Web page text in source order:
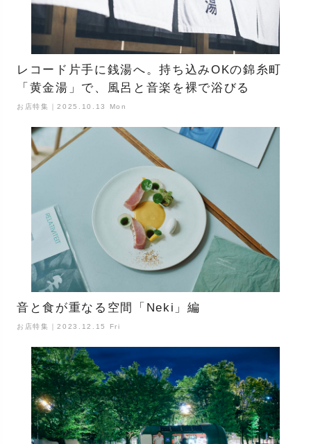
レコード片手に銭湯へ。持ち込みOKの錦糸町
「黄金湯」で、風呂と音楽を裸で浴びる
お店特集｜2025.10.13 Mon
音と食が重なる空間「Neki」編
お店特集｜2023.12.15 Fri